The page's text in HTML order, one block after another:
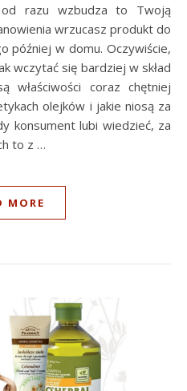
razu wzbudza to Twoją
wrzucasz produkt do
później w domu. Oczywiście,
wczytać się bardziej w skład
właściwości coraz chętniej
olejków i jakie niosą za
konsument lubi wiedzieć, za
to z …
MORE